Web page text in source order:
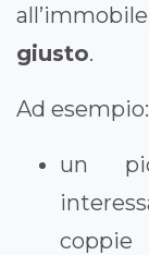
giusto.
Ad esempio:
un
coppie